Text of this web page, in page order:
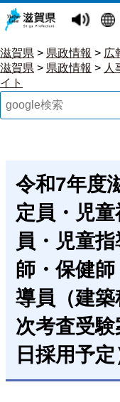
滋賀県 > 県政情報 > 広
滋賀県 > 県政情報 > 人
イト
令和7年度
定員・児
員・児童
師・保健
導員（建
次考査受
日採用予定